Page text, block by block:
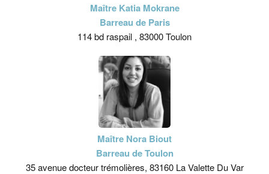
Maître Katia Mokrane
Barreau de Paris
114 bd raspail , 83000 Toulon
Maître Nora Biout
Barreau de Toulon
35 avenue docteur trémolières, 83160 La Valette Du Var